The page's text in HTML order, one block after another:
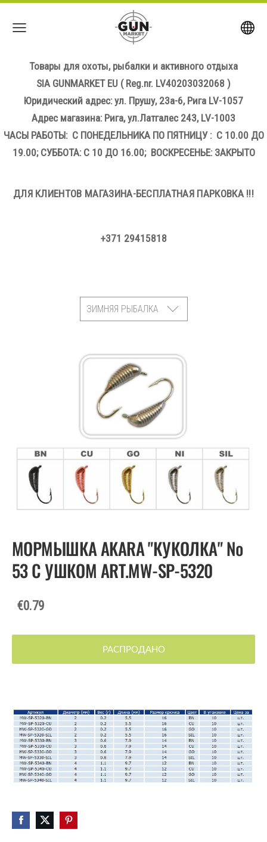
Товары для охоты, рыбалки и активного отдыха
SIA GUNMARKET EU ( Reg.nr. LV40203032068 )
Юридический адрес: ул. Прушу, 23а-6, Рига LV-1057
Адрес магазина: Рига, ул.Латгалес 243, LV-1003
ЧАСЫ РАБОТЫ: С ПОНЕДЕЛЬНИКА ПО ПЯТНИЦУ : С 10.00 ДО
19.00; СУББОТА: С 10 ДО 16.00; ВОСКРЕСЕНЬЕ: ЗАКРЫТО
ДЛЯ КЛИЕНТОВ МАГАЗИНА-БЕСПЛАТНАЯ ПАРКОВКА !!!
+371 29415818
ЗИМНЯЯ РЫБАЛКА
МОРМЫШКА AKARA "КУКОЛКА" №
53 С УШКОМ ART.MW-SP-5320
€0.79
РАСПРОДАНО